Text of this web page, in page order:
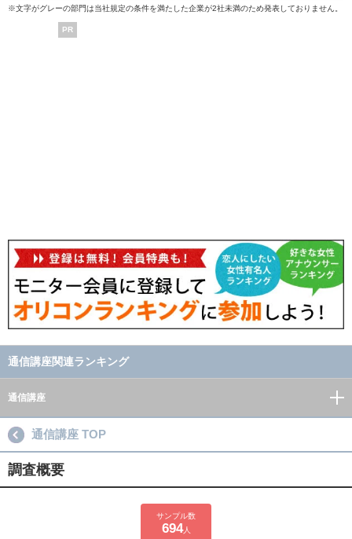
※文字がグレーの部門は当社規定の条件を満たした企業が2社未満のため発表しておりません。
PR
通信講座関連ランキング
通信講座
通信講座 TOP
調査概要
サンプル数
694人